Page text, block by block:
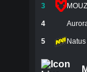
3 MOUZ
4
5